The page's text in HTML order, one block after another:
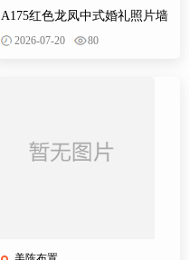
A175红色龙凤中式婚礼照片墙
婚庆迎宾区背景布置效果图KT
2026-07-20 80